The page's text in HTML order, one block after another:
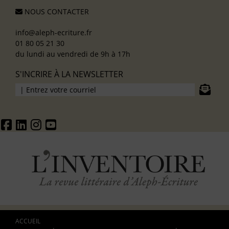
NOUS CONTACTER
info@aleph-ecriture.fr
01 80 05 21 30
du lundi au vendredi de 9h à 17h
S'INCRIRE À LA NEWSLETTER
ACCUEIL